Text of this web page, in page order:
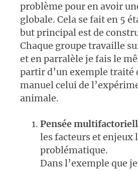
problème pour en avoir
globale. Cela se fait en 5
but principal est de
Chaque groupe travaille
et en parralèle je fais le
partir d’un exemple traité
manuel celui de
animale.
Pensée
les facteurs et enjeux
problématique.
Dans l’exemple que